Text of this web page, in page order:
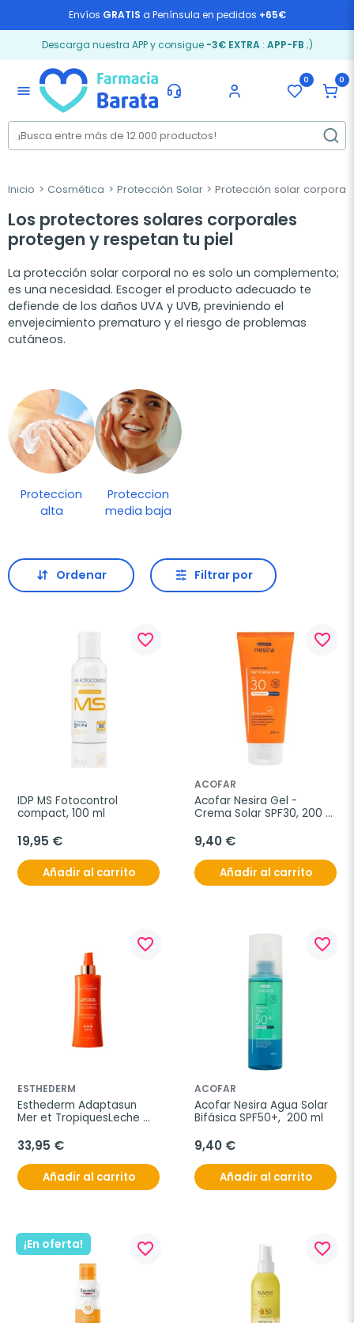
Envíos GRATIS a Península en pedidos +65€
Descarga nuestra APP y consigue -3€ EXTRA: APP-FB ;)
menu
0 0
Inicio Cosmética Protección Solar Protección solar corporal
Los protectores solares corporales
protegen y respetan tu piel
La protección solar corporal no es solo un complemento;
es una necesidad. Escoger el producto adecuado te
defiende de los daños UVA y UVB, previniendo el
envejecimiento prematuro y el riesgo de problemas
cutáneos.
Proteccion
alta
Proteccion
media baja
Ordenar Filtrar por
favorite_border
IDP MS Fotocontrol
compact, 100 ml
19,95 €
Añadir al carrito
favorite_border
ACOFAR
Acofar Nesira Gel -
Crema Solar SPF30, 200
9,40 €
Añadir al carrito
favorite_border
ESTHEDERM
Esthederm Adaptasun
Mer et TropiquesLeche
33,95 €
Añadir al carrito
favorite_border
ACOFAR
Acofar Nesira Agua Solar
Bifásica SPF50+,  200 ml
9,40 €
Añadir al carrito
¡En oferta! favorite_border favorite_border